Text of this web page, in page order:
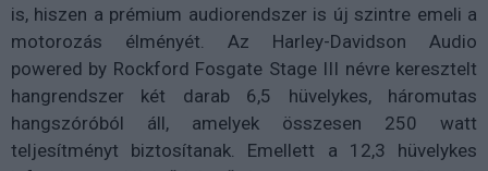
is, hiszen a prémium audiorendszer is új szintre emeli a
motorozás élményét. Az Harley-Davidson Audio
powered by Rockford Fosgate Stage III névre keresztelt
hangrendszer két darab 6,5 hüvelykes, háromutas
hangszóróból áll, amelyek összesen 250 watt
teljesítményt biztosítanak. Emellett a 12,3 hüvelykes